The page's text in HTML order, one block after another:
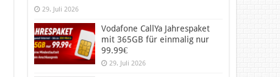
29. Juli 2026
Vodafone CallYa Jahrespaket
mit 365GB für einmalig nur
99.99€
29. Juli 2026